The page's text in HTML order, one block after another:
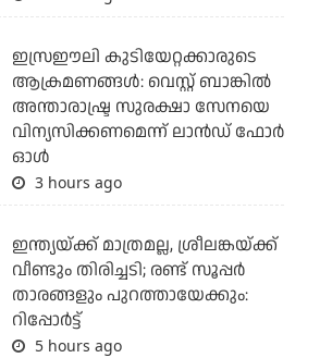
ഇസ്രഈലി കുടിയേറ്റക്കാരുടെ
ആക്രമണങ്ങള്‍: വെസ്റ്റ് ബാങ്കില്‍
അന്താരാഷ്ട്ര സുരക്ഷാ സേനയെ
വിന്യസിക്കണമെന്ന് ലാന്‍ഡ് ഫോര്‍
ഓള്‍
3 hours ago
ഇന്ത്യയ്ക്ക് മാത്രമല്ല, ശ്രീലങ്കയ്ക്ക്
വീണ്ടും തിരിച്ചടി; രണ്ട് സൂപ്പര്‍
താരങ്ങളും പുറത്തായേക്കും:
റിപ്പോര്‍ട്ട്
5 hours ago